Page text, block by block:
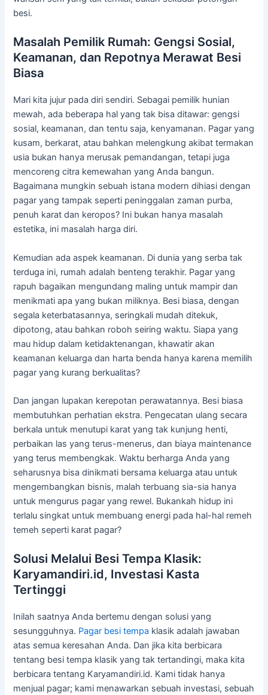
besi.
Masalah Pemilik Rumah: Gengsi Sosial,
Keamanan, dan Repotnya Merawat Besi
Biasa
Mari kita jujur pada diri sendiri. Sebagai pemilik hunian
mewah, ada beberapa hal yang tak bisa ditawar: gengsi
sosial, keamanan, dan tentu saja, kenyamanan. Pagar yang
kusam, berkarat, atau bahkan melengkung akibat termakan
usia bukan hanya merusak pemandangan, tetapi juga
mencoreng citra kemewahan yang Anda bangun.
Bagaimana mungkin sebuah istana modern dihiasi dengan
pagar yang tampak seperti peninggalan zaman purba,
penuh karat dan keropos? Ini bukan hanya masalah
estetika, ini masalah harga diri.
Kemudian ada aspek keamanan. Di dunia yang serba tak
terduga ini, rumah adalah benteng terakhir. Pagar yang
rapuh bagaikan mengundang maling untuk mampir dan
menikmati apa yang bukan miliknya. Besi biasa, dengan
segala keterbatasannya, seringkali mudah ditekuk,
dipotong, atau bahkan roboh seiring waktu. Siapa yang
mau hidup dalam ketidaktenangan, khawatir akan
keamanan keluarga dan harta benda hanya karena memilih
pagar yang kurang berkualitas?
Dan jangan lupakan kerepotan perawatannya. Besi biasa
membutuhkan perhatian ekstra. Pengecatan ulang secara
berkala untuk menutupi karat yang tak kunjung henti,
perbaikan las yang terus-menerus, dan biaya maintenance
yang terus membengkak. Waktu berharga Anda yang
seharusnya bisa dinikmati bersama keluarga atau untuk
mengembangkan bisnis, malah terbuang sia-sia hanya
untuk mengurus pagar yang rewel. Bukankah hidup ini
terlalu singkat untuk membuang energi pada hal-hal remeh
temeh seperti karat pagar?
Solusi Melalui Besi Tempa Klasik:
Karyamandiri.id, Investasi Kasta
Tertinggi
Inilah saatnya Anda bertemu dengan solusi yang
sesungguhnya. Pagar besi tempa klasik adalah jawaban
atas semua keresahan Anda. Dan jika kita berbicara
tentang besi tempa klasik yang tak tertandingi, maka kita
berbicara tentang Karyamandiri.id. Kami tidak hanya
menjual pagar; kami menawarkan sebuah investasi, sebuah